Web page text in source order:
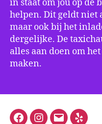
in staat om jou op de
helpen. Dit geldt niet
maar ook bij het
dergelijke. De
alles aan doen om
maken.